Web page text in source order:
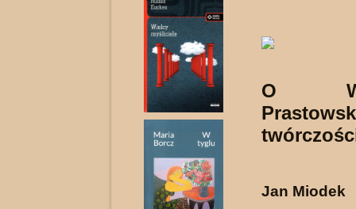
O
Jan Miodek